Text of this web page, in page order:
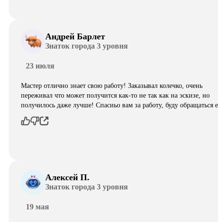
Андрей Барлет
Знаток города 3 уровня
23 июля
Мастер отлично знает свою работу! Заказывал колечко, очень
переживал что может получится как-то не так как на эскизе, но
получилось даже лучше! Спасиьо вам за работу, буду обращаться
Алексей П.
Знаток города 3 уровня
19 мая